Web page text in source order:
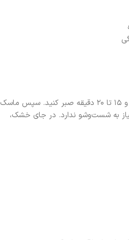
پس از شست‌وشوی کامل صورت، ماسک را به‌آرامی روی پوست قرار دهید و ۱۵ تا ۲۰ دقیقه صبر کنید. سپس ماسک
نیاز به شست‌وشو ندارد. در جای خشک،